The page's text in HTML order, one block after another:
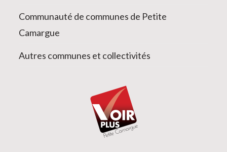
Communauté de communes de Petite
Camargue
Autres communes et collectivités